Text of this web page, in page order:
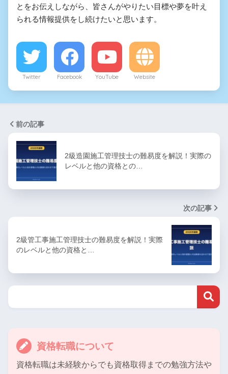
とをお伝えしながら、皆さんがやりたい目標や夢を叶え
られる情報提供をし続けたいと思います。
Twitter Facebook YouTube Website
前の記事
2級造園施工管理技士の難易度を解説！実際の
レベルと他の資格との…
次の記事
2級管工事施工管理技士の難易度を解説！実際
のレベルと他の資格と…
資格転職について
資格転職は未経験からでも資格取得までの勉強方法や